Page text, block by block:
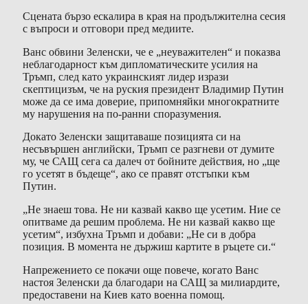
Сцената бързо ескалира в края на продължителна сесия
с въпроси и отговори пред медиите.
Ванс обвини Зеленски, че е „неуважителен“ и показва
неблагодарност към дипломатическите усилия на
Тръмп, след като украинският лидер изрази
скептицизъм, че на руския президент Владимир Путин
може да се има доверие, припомняйки многократните
му нарушения на по-ранни споразумения.
Докато Зеленски защитаваше позицията си на
несъвършен английски, Тръмп се разгневи от думите
му, че САЩ сега са далеч от бойните действия, но „ще
го усетят в бъдеще“, ако се правят отстъпки към
Путин.
„Не знаеш това. Не ни казвай какво ще усетим. Ние се
опитваме да решим проблема. Не ни казвай какво ще
усетим“, избухна Тръмп и добави: „Не си в добра
позиция. В момента не държиш картите в ръцете си.“
Напрежението се покачи още повече, когато Ванс
настоя Зеленски да благодари на САЩ за милиардите,
предоставени на Киев като военна помощ.